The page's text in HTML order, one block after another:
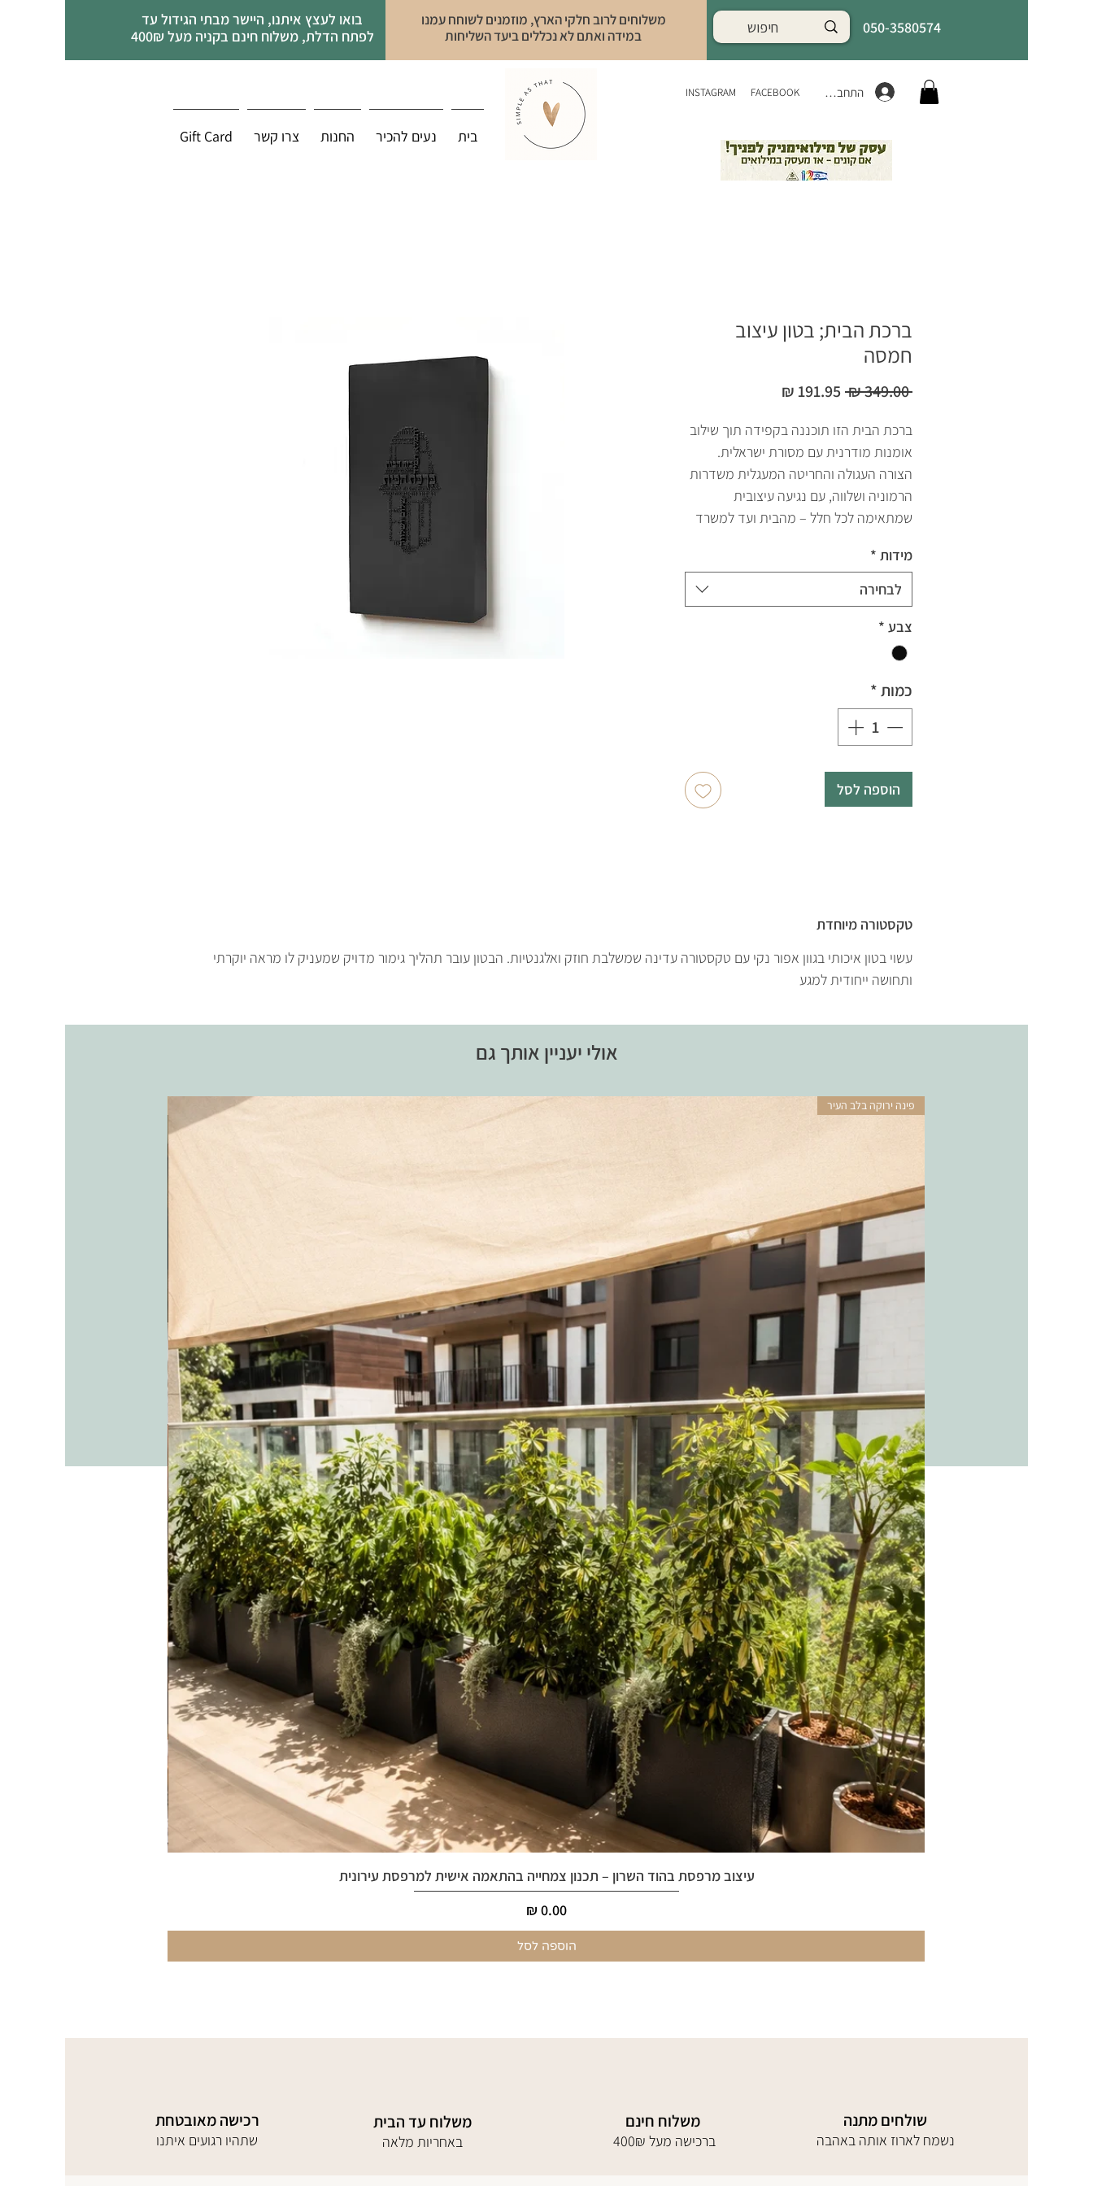
בואו לעצץ איתנו, היישר מבתי הגידול עד
לפתח הדלת, משלוח חינם בקניה מעל 400₪
משלוחים לרוב חלקי הארץ, מוזמנים לשוחח עמנו
במידה ואתם לא נכללים ביעד השליחות
050-3580574
בית נעים להכיר החנות צרו קשר Gift Card
INSTAGRAM FACEBOOK התחברות
ברכת הבית; בטון עיצוב
חמסה
‏349.00 ‏₪
מחיר
ברכת הבית הזו תוכננה בקפידה תוך שילוב
אומנות מודרנית עם מסורת ישראלית.
הצורה העגולה והחריטה המעגלית משדרות
הרמוניה ושלווה, עם נגיעה עיצובית
שמתאימה לכל חלל – מהבית ועד למשרד
מידות *
לבחירה
צבע *
כמות*
הוספה לסל
טקסטורה מיוחדת
עשוי בטון איכותי בגוון אפור נקי עם טקסטורה עדינה שמשלבת חוזק ואלגנטיות. הבטון עובר תהליך גימור מדויק שמעניק לו מראה יוקרתי
ותחושה ייחודית למגע
אולי יעניין אותך גם
פינה ירוקה בלב העיר
עיצוב מרפסת בהוד השרון – תכנון צמחייה בהתאמה אישית למרפסת עירונית
מחיר
הוספה לסל
רכישה מאובטחת
שתהיו רגועים איתנו
משלוח עד הבית
באחריות מלאה
משלוח חינם
400₪ ברכישה מעל
שולחים מתנה
נשמח לארוז אותה באהבה